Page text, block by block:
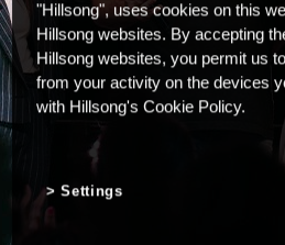
"Hillsong", uses cookies on this
Hillsong websites. By accepting
Hillsong websites, you permit us
from your activity on the devices
with Hillsong's Cookie Policy.
Settings